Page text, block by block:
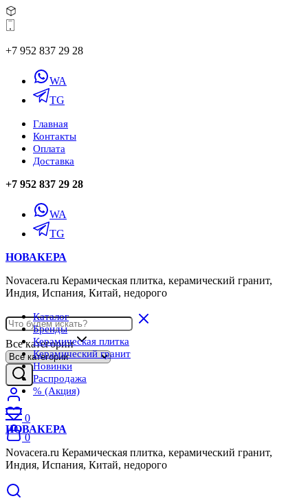
+7 952 837 29 28
WA
TG
Главная
Контакты
Оплата
Доставка
+7 952 837 29 28
WA
TG
НОВАКЕРА
Novacera.ru Керамическая плитка, керамический гранит,
Индия, Испания, Китай, недорого
Все категории
0
0
Каталог
Бренды
Керамическая плитка
Керамический гранит
Новинки
Распродажа
% (Акция)
НОВАКЕРА
Novacera.ru Керамическая плитка, керамический гранит,
Индия, Испания, Китай, недорого